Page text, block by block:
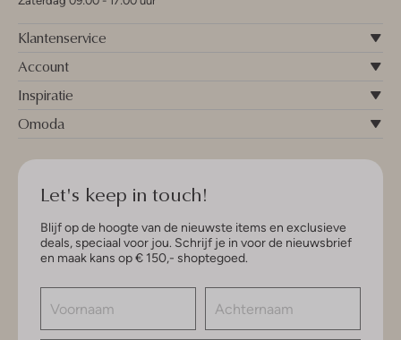
Klantenservice
Account
Inspiratie
Omoda
Let's keep in touch!
Blijf op de hoogte van de nieuwste items en exclusieve
deals, speciaal voor jou. Schrijf je in voor de nieuwsbrief
en maak kans op € 150,- shoptegoed.